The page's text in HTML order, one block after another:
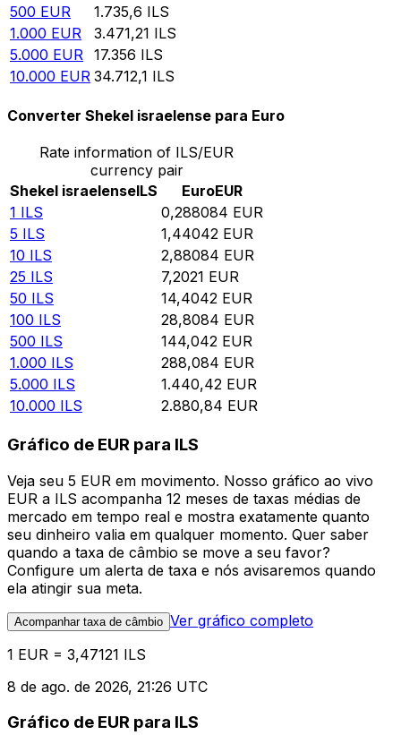
500 EUR 1.735,6 ILS
1.000 EUR 3.471,21 ILS
5.000 EUR 17.356 ILS
10.000 EUR 34.712,1 ILS
Converter Shekel israelense para Euro
Rate information of ILS/EUR
currency pair
Shekel israelenseILS EuroEUR
1 ILS 0,288084 EUR
5 ILS 1,44042 EUR
10 ILS 2,88084 EUR
25 ILS 7,2021 EUR
50 ILS 14,4042 EUR
100 ILS 28,8084 EUR
500 ILS 144,042 EUR
1.000 ILS 288,084 EUR
5.000 ILS 1.440,42 EUR
10.000 ILS 2.880,84 EUR
Gráfico de EUR para ILS
Veja seu 5 EUR em movimento. Nosso gráfico ao vivo
EUR a ILS acompanha 12 meses de taxas médias de
mercado em tempo real e mostra exatamente quanto
seu dinheiro valia em qualquer momento. Quer saber
quando a taxa de câmbio se move a seu favor?
Configure um alerta de taxa e nós avisaremos quando
ela atingir sua meta.
Acompanhar taxa de câmbio Ver gráfico completo
1 EUR = 3,47121 ILS
8 de ago. de 2026, 21:26 UTC
Gráfico de EUR para ILS